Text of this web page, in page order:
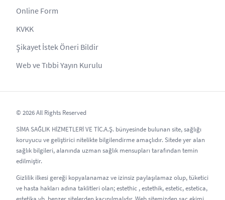
Online Form
KVKK
Şikayet İstek Öneri Bildir
Web ve Tıbbi Yayın Kurulu
© 2026 All Rights Reserved
SİMA SAĞLIK HİZMETLERİ VE TİC.A.Ş. bünyesinde bulunan site, sağlığı
koruyucu ve geliştirici nitelikte bilgilendirme amaçlıdır. Sitede yer alan
sağlık bilgileri, alanında uzman sağlık mensupları tarafından temin
edilmiştir.
Gizlilik ilkesi gereği kopyalanamaz ve izinsiz paylaşılamaz olup, tüketici
ve hasta hakları adına taklitleri olan; estethic , estethik, estetic, estetica,